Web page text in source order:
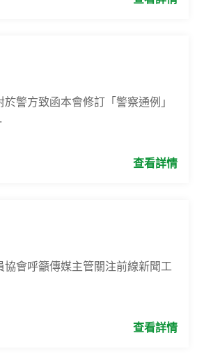
警方致函本會修訂「警察通例」
查看詳情
協會呼籲傳媒主管關注前線新聞工
查看詳情